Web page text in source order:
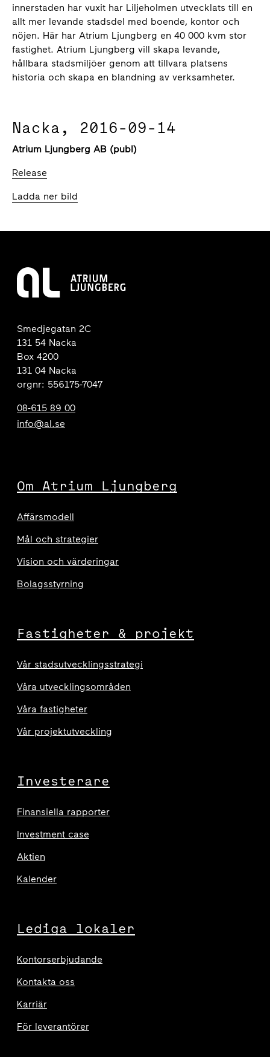
innerstaden har vuxit har Liljeholmen utvecklats till en
allt mer levande stadsdel med boende, kontor och
nöjen. Här har Atrium Ljungberg en 40 000 kvm stor
fastighet. Atrium Ljungberg vill skapa levande,
hållbara stadsmiljöer genom att tillvara platsens
historia och skapa en blandning av verksamheter.
Nacka, 2016-09-14
Atrium Ljungberg AB (publ)
Release
Ladda ner bild
Smedjegatan 2C
131 54 Nacka
Box 4200
131 04 Nacka
orgnr: 556175-7047
08-615 89 00
info@al.se
Om Atrium Ljungberg
Affärsmodell
Mål och strategier
Vision och värderingar
Bolagsstyrning
Fastigheter & projekt
Vår stadsutvecklingsstrategi
Våra utvecklingsområden
Våra fastigheter
Vår projektutveckling
Investerare
Finansiella rapporter
Investment case
Aktien
Kalender
Lediga lokaler
Kontorserbjudande
Kontakta oss
Karriär
För leverantörer